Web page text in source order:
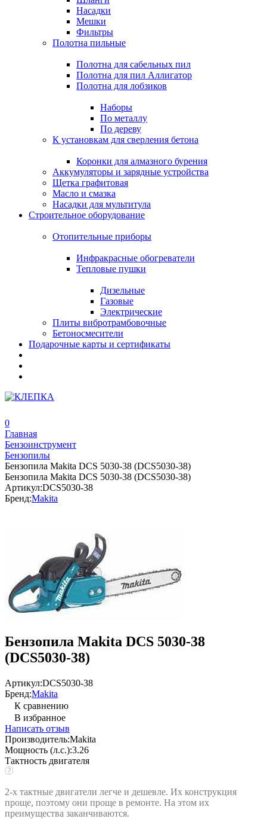
Насадки
Мешки
Фильтры
Полотна пильные
Полотна для сабельных пил
Полотна для пил Аллигатор
Полотна для лобзиков
Наборы
По металлу
По дереву
К установкам для сверления бетона
Коронки для алмазного бурения
Аккумуляторы и зарядные устройства
Щетка графитовая
Масло и смазка
Насадки для мультитула
Строительное оборудование
Отопительные приборы
Инфракрасные обогреватели
Тепловые пушки
Дизельные
Газовые
Электрические
Плиты вибротрамбовочные
Бетоносмесители
Подарочные карты и сертификаты
0
Главная
Бензоинструмент
Бензопилы
Бензопила Makita DCS 5030-38 (DCS5030-38)
Бензопила Makita DCS 5030-38 (DCS5030-38)
Артикул:DCS5030-38
Бренд:Makita
Бензопила Makita DCS 5030-38
(DCS5030-38)
Артикул:DCS5030-38
Бренд:Makita
К сравнению
В избранное
Написать отзыв
Производитель:Makita
Мощность (л.с.):3.26
Тактность двигателя
2-х тактные двигатели легче и дешевле. Их конструкция
проще, поэтому они проще в ремонте. На этом их
преимущества заканчиваются.